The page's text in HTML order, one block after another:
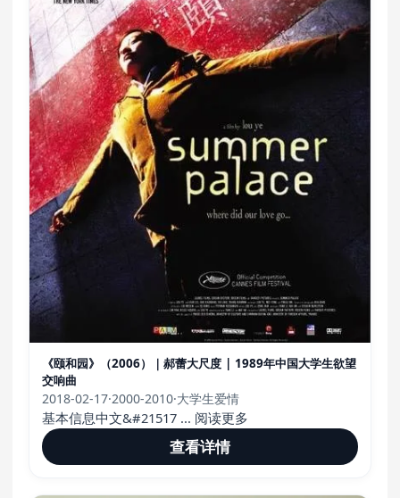
《颐和园》（2006）｜郝蕾大尺度 | 1989年中国大学生欲望
交响曲
2018-02-17·2000-2010·大学生爱情
基本信息中文&#21517 ... 阅读更多
查看详情